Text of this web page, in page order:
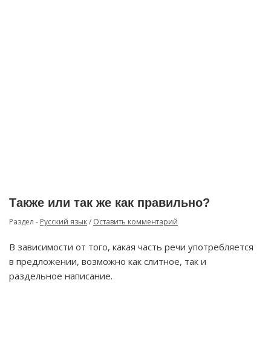
Также или так же как правильно?
Раздел - Русский язык/ Оставить комментарий
В зависимости от того, какая часть речи употребляется
в предложении, возможно как слитное, так и
раздельное написание.